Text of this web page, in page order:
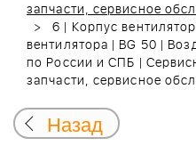
запчасти, сервисное
6 | Корпус
вентилятора | BG 50 |
по России и СПБ |
запчасти, сервисное
Назад